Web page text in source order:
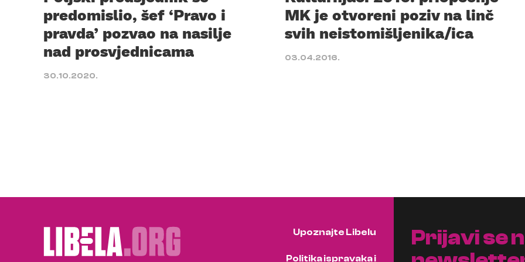
predomislio, šef ‘Pravo i
pravda’ pozvao na nasilje
nad prosvjednicama
30.10.2020.
MK je otvoreni poziv na linč
svih neistomišljenika/ica
03.04.2016.
Upoznajte Libelu
Politika ispravaka i
Prijavi se